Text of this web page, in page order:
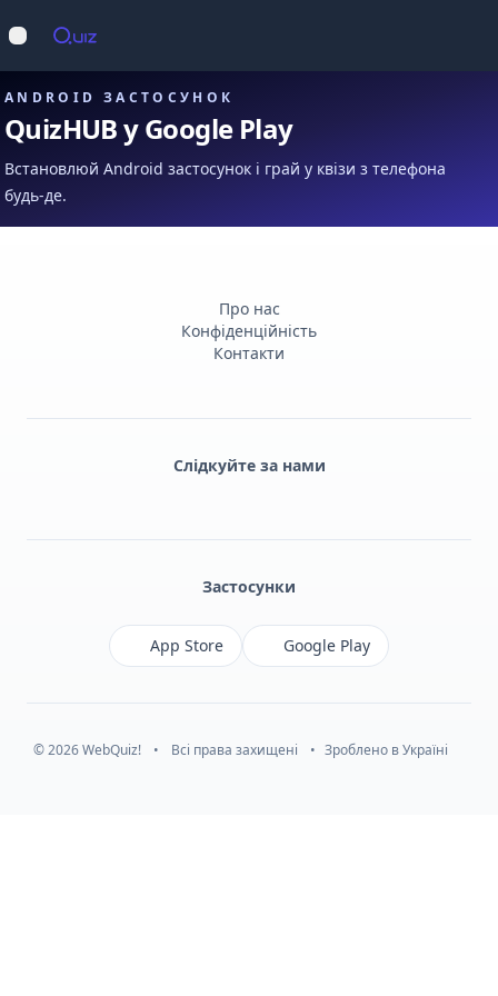
Відкрити меню
ANDROID ЗАСТОСУНОК
QuizHUB у Google Play
Встановлюй Android застосунок і грай у квізи з телефона
будь-де.
Про нас
Конфіденційність
Контакти
Слідкуйте за нами
Застосунки
App Store Google Play
© 2026 WebQuiz! • Всі права захищені • Зроблено в Україні